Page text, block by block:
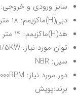
سایز ورودی و خروجی: 2 اینچ
دبی(H)ماکزیمم: 18 متر مکعب بر ساعت
هد(H)ماکزیمم: 14 متر
توان مورد نیاز: 1/5KW
سیل: NBR
دور مورد نیاز: 3000RPM
برند:پویش